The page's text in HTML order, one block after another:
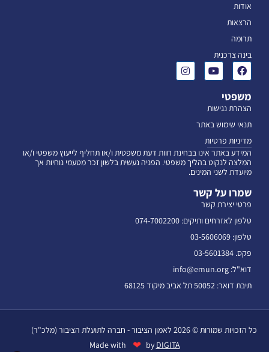
אודות
הרצאות
תרומה
בינה צרכנית
משפטי
הצהרת נגישות
תנאי שימוש באתר
מדיניות פרטיות
המידע באתר אינו בבחינת חוות דעת משפטית ו/או תחליף לייעוץ משפטי ו/או
המלצה לנקוט בהליך משפטי. הפניה נעשית בלשון זכר מטעמי נוחיות אך
מיועדת לשני המינים.
שמרו על קשר
פרטי יצירת קשר
טלפון לאזרחים ותיקים: 074-7002200
טלפון: 03-5606069
פקס. 03-5601384
דוא"ל: info@emun.org
תיבת דואר: 50052 תל אביב מיקוד 68125
כל הזכויות שמורות © 2026 לאמון הציבור - חברה לתועלת הציבור (מלכ"ר)
Made with
❤ by DIGITA